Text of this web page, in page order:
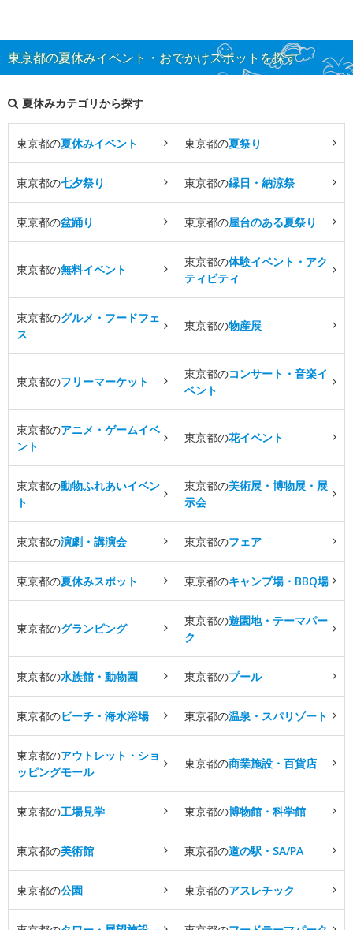
東京都の夏休みイベント・おでかけスポットを探す
夏休みカテゴリから探す
東京都の夏休みイベント 東京都の夏祭り
東京都の七夕祭り 東京都の縁日・納涼祭
東京都の盆踊り 東京都の屋台のある夏祭り
東京都の無料イベント
東京都の体験イベント・アク
ティビティ
東京都のグルメ・フードフェ
ス
東京都の物産展
東京都のフリーマーケット
東京都のコンサート・音楽イ
ベント
東京都のアニメ・ゲームイベ
ント
東京都の花イベント
東京都の動物ふれあいイベン
ト
東京都の美術展・博物展・展
示会
東京都の演劇・講演会 東京都のフェア
東京都の夏休みスポット 東京都のキャンプ場・BBQ場
東京都のグランピング
東京都の遊園地・テーマパー
ク
東京都の水族館・動物園 東京都のプール
東京都のビーチ・海水浴場 東京都の温泉・スパリゾート
東京都のアウトレット・ショ
ッピングモール
東京都の商業施設・百貨店
東京都の工場見学 東京都の博物館・科学館
東京都の美術館 東京都の道の駅・SA/PA
東京都の公園 東京都のアスレチック